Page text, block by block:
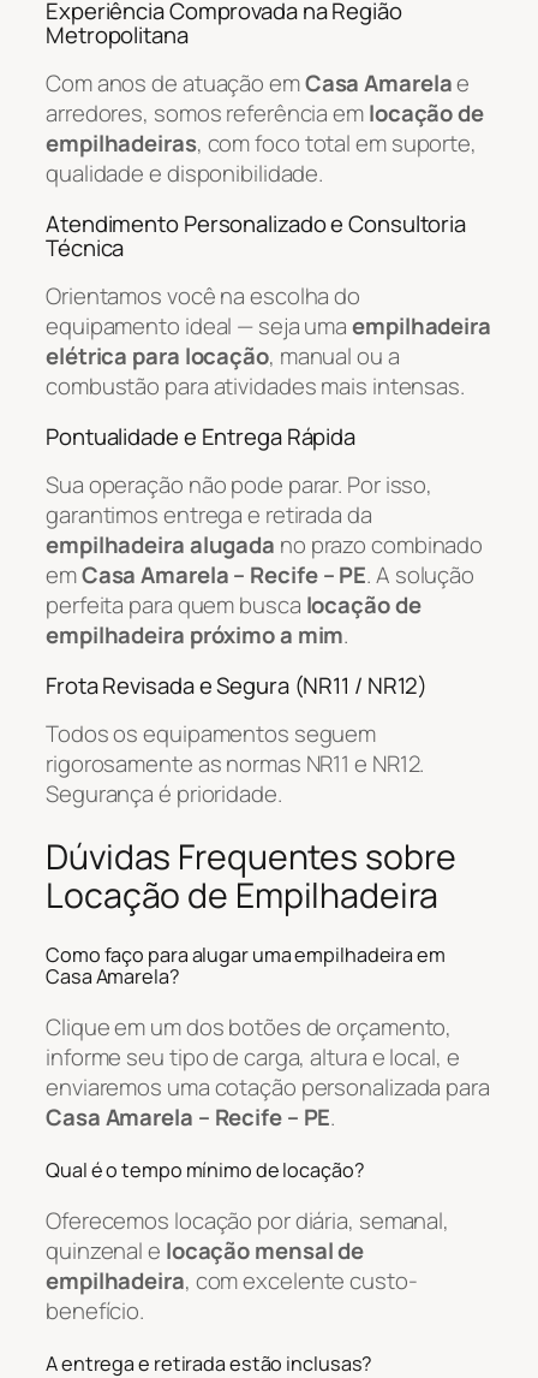
Experiência Comprovada na Região
Metropolitana
Com anos de atuação emCasa Amarelae
arredores, somos referência emlocação de
empilhadeiras, com foco total em suporte,
qualidade e disponibilidade.
Atendimento Personalizado e Consultoria
Técnica
Orientamos você na escolha do
equipamento ideal — seja umaempilhadeira
elétrica para locação, manual ou a
combustão para atividades mais intensas.
Pontualidade e Entrega Rápida
Sua operação não pode parar. Por isso,
garantimos entrega e retirada da
empilhadeira alugada no prazo combinado
emCasa Amarela – Recife – PE. A solução
perfeita para quem busca locação de
empilhadeira próximo a mim.
Frota Revisada e Segura (NR11 / NR12)
Todos os equipamentos seguem
rigorosamente as normas NR11 e NR12.
Segurança é prioridade.
Dúvidas Frequentes sobre
Locação de Empilhadeira
Como faço para alugar uma empilhadeira em
Casa Amarela?
Clique em um dos botões de orçamento,
informe seu tipo de carga, altura e local, e
enviaremos uma cotação personalizada para
Casa Amarela – Recife – PE.
Qual é o tempo mínimo de locação?
Oferecemos locação por diária, semanal,
quinzenal e locação mensal de
empilhadeira, com excelente custo-
benefício.
A entrega e retirada estão inclusas?